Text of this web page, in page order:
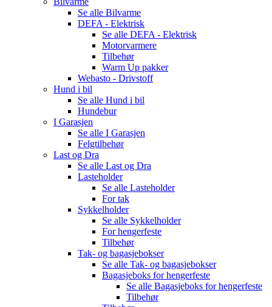
Se alle Bilvarme
DEFA - Elektrisk
Se alle DEFA - Elektrisk
Motorvarmere
Tilbehør
Warm Up pakker
Webasto - Drivstoff
Hund i bil
Se alle Hund i bil
Hundebur
I Garasjen
Se alle I Garasjen
Felgtilbehør
Last og Dra
Se alle Last og Dra
Lasteholder
Se alle Lasteholder
For tak
Sykkelholder
Se alle Sykkelholder
For hengerfeste
Tilbehør
Tak- og bagasjebokser
Se alle Tak- og bagasjebokser
Bagasjeboks for hengerfeste
Se alle Bagasjeboks for hengerfeste
Tilbehør